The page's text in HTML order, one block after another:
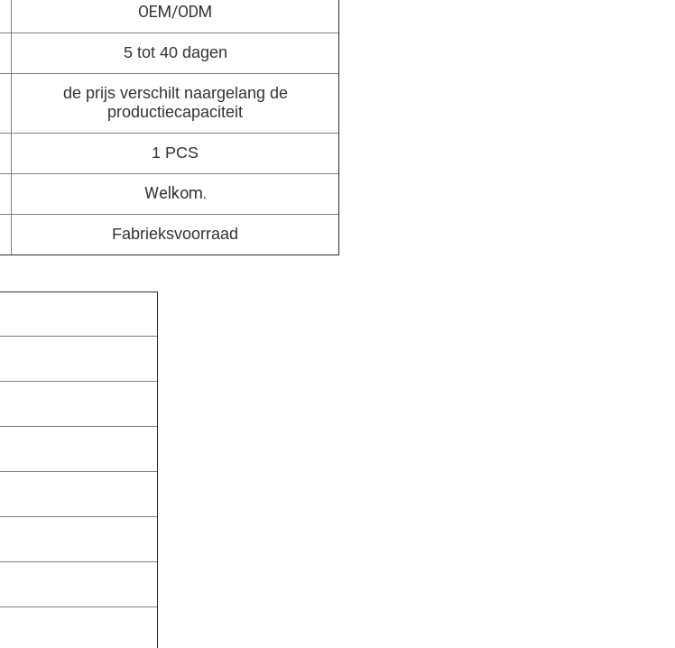
OEM/ODM
5 tot 40 dagen
de prijs verschilt naargelang de
productiecapaciteit
1 PCS
Welkom.
Fabrieksvoorraad